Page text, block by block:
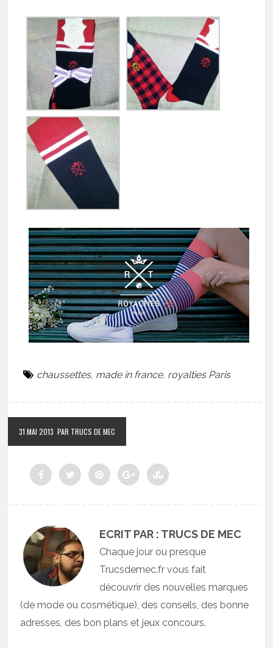
chaussettes, made in france, royalties Paris
31 MAI 2013 PAR TRUCS DE MEC
ECRIT PAR : TRUCS DE MEC
Chaque jour ou presque
Trucsdemec.fr vous fait
découvrir des nouvelles marques
(de mode ou cosmétique), des conseils, des bonne
adresses, des bon plans et jeux concours.